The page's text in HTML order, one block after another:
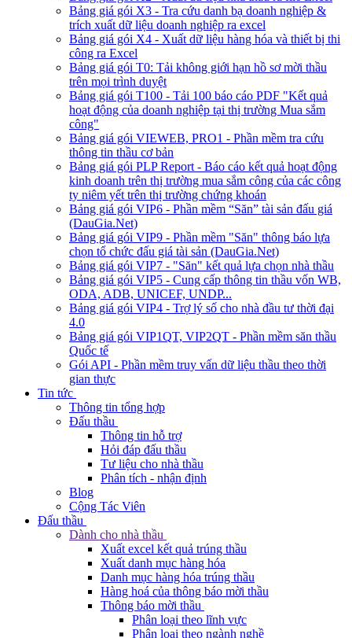
Bảng giá gói X3 - Tra cứu danh bạ doanh nghiệp &
trích xuất dữ liệu doanh nghiệp ra excel
Bảng giá gói X4 - Xuất dữ liệu hàng hóa và thiết bị thi
công ra Excel
Bảng giá gói T0: Tải không giới hạn hồ sơ mời thầu
trên mọi trình duyệt
Bảng giá gói T100 - Tải 100 báo cáo PDF "Kết quả
hoạt động của doanh nghiệp tại thị trường Mua sắm
công"
Bảng giá gói VIEWEB, PRO1 - Phần mềm tra cứu
thông tin thầu cơ bản
Bảng giá gói PLP Report - Báo cáo kết quả hoạt động
kinh doanh trên thị trường mua sắm công của các công
ty niêm yết trên thị trường chứng khoán
Bảng giá gói VIP6 - Phần mềm “Săn” tài sản đấu giá
(DauGia.Net)
Bảng giá gói VIP9 - Phần mềm "Săn" thông báo lựa
chọn tổ chức đấu giá tài sản (DauGia.Net)
Bảng giá gói VIP7 - "Săn" kết quả lựa chọn nhà thầu
Bảng giá gói VIP5 - Cung cấp thông tin thầu vốn WB,
ODA, ADB, UNICEF, UNDP...
Bảng giá gói VIP4 - Trợ lý số cho nhà đầu tư thời đại
4.0
Bảng giá gói VIP1QT, VIP2QT - Phần mềm săn thầu
Quốc tế
Gói API - Phần mềm truy vấn dữ liệu thầu theo thời
gian thực
Tin tức
Thông tin tổng hợp
Đấu thầu
Thông tin hỗ trợ
Hỏi đáp đấu thầu
Tư liệu cho nhà thầu
Phân tích - nhận định
Blog
Cộng Tác Viên
Đấu thầu
Dành cho nhà thầu
Xuất excel kết quả trúng thầu
Xuất danh mục hàng hóa
Danh mục hàng hóa trúng thầu
Hàng hoá của thông báo mời thầu
Thông báo mời thầu
Phân loại theo lĩnh vực
Phân loại theo ngành nghề